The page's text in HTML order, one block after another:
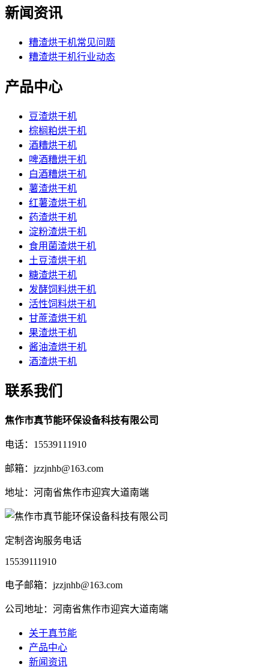
新闻资讯
糟渣烘干机常见问题
糟渣烘干机行业动态
产品中心
豆渣烘干机
棕榈粕烘干机
酒糟烘干机
啤酒糟烘干机
白酒糟烘干机
薯渣烘干机
红薯渣烘干机
药渣烘干机
淀粉渣烘干机
食用菌渣烘干机
土豆渣烘干机
糖渣烘干机
发酵饲料烘干机
活性饲料烘干机
甘蔗渣烘干机
果渣烘干机
酱油渣烘干机
酒渣烘干机
联系我们
焦作市真节能环保设备科技有限公司
电话：15539111910
邮箱：jzzjnhb@163.com
地址：河南省焦作市迎宾大道南端
定制咨询服务电话
15539111910
电子邮箱：jzzjnhb@163.com
公司地址：河南省焦作市迎宾大道南端
关于真节能
产品中心
新闻资讯